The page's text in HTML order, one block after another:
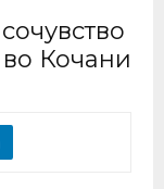
Кочани